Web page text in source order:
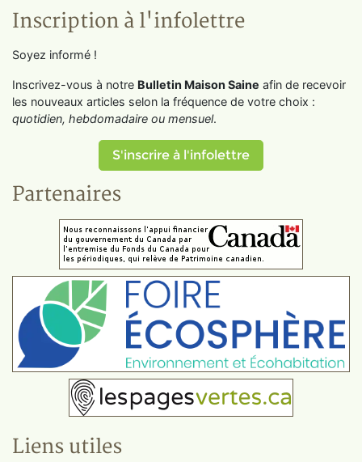
Inscription à l'infolettre
Soyez informé !
Inscrivez-vous à notre Bulletin Maison Saine afin de recevoir
les nouveaux articles selon la fréquence de votre choix :
quotidien, hebdomadaire ou mensuel.
S'inscrire à l'infolettre
Partenaires
Liens utiles